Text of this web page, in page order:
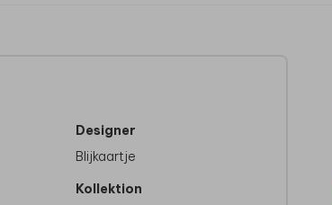
Designer
Blijkaartje
Kollektion